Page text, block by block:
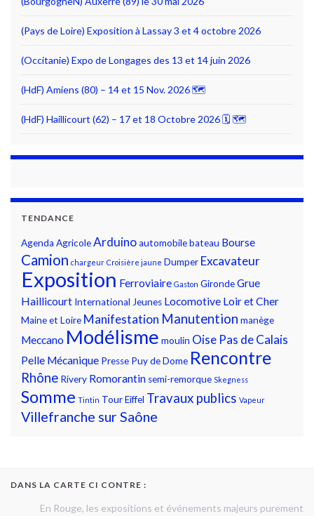
(Pays de Loire) Exposition à Lassay 3 et 4 octobre 2026
(Occitanie) Expo de Longages des 13 et 14 juin 2026
(HdF) Amiens (80) – 14 et 15 Nov. 2026 🗺
(HdF) Haillicourt (62) – 17 et 18 Octobre 2026 🗓 🗺
TENDANCE
Agenda AgricoleArduinoautomobilebateau Bourse
Camion chargeur Croisière jaune Dumper Excavateur
Exposition Ferroviaire Gaston GirondeGrue
Haillicourt International Jeunes Locomotive Loir et Cher
Maine et Loire Manifestation Manutention manège
Meccano Modélisme moulin Oise Pas de Calais
Pelle Mécanique Presse Puy de Dome Rencontre
Rhône Rivery Romorantin semi-remorque Skegness
Somme Tintin Tour Eiffel Travaux publics Vapeur
Villefranche sur Saône
DANS LA CARTE CI CONTRE :
En Rouge, les expositions et événements majeurs purement